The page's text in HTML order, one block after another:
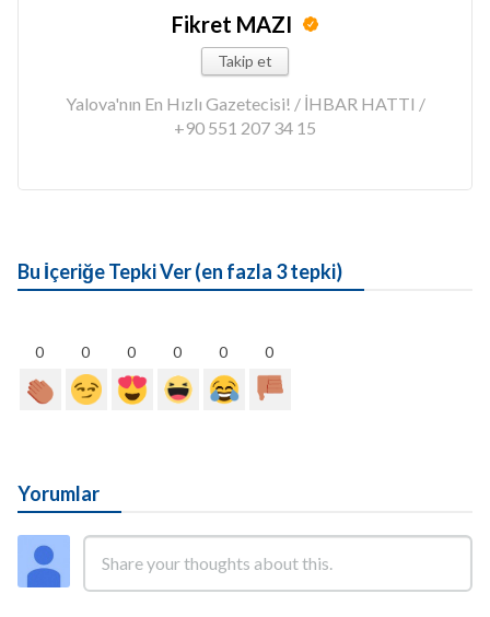
Fikret MAZI
Takip et
Yalova'nın En Hızlı Gazetecisi! / İHBAR HATTI /
+90 551 207 34 15
Bu İçeriğe Tepki Ver (en fazla 3 tepki)
0 0 0 0 0 0
Yorumlar